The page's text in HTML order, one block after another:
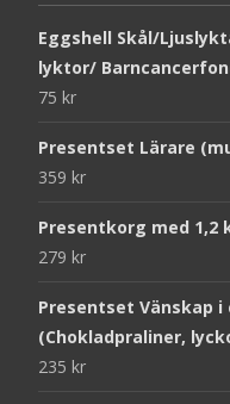
Eggshell Skål/
lyktor/
75 kr
Presentset Lärare
359 kr
Presentkorg med 1,2
279 kr
Presentset Vänskap i
(Chokladpraliner,
235 kr